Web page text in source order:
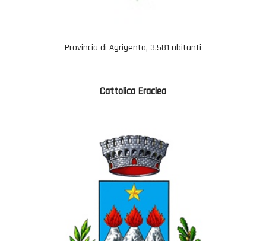
Provincia di Agrigento, 3.581 abitanti
Cattolica Eraclea